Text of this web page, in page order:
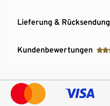
Lieferung & Rücksendung
Kundenbewertungen